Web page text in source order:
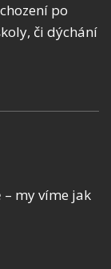
po
či dýchání
– my víme jak